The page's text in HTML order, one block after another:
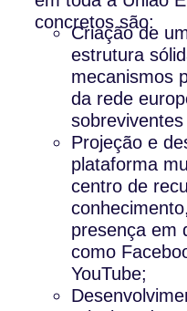
concretos são:
Criação de
estrutura
mecanismos
da rede
Projeção e
plataforma
centro de
presença em
como
YouTube;